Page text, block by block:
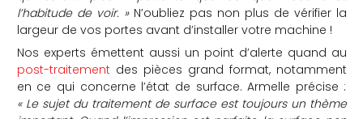
l’habitude de voir. » N’oubliez pas non plus de vérifier la
largeur de vos portes avant d’installer votre machine !
Nos experts émettent aussi un point d’alerte quand au
post-traitement des pièces grand format, notamment
en ce qui concerne l’état de surface. Armelle précise :
« Le sujet du traitement de surface est toujours un thème